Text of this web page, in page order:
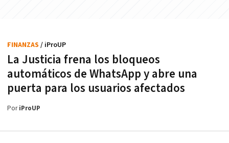
La Justicia frena los bloqueos
automáticos de WhatsApp y abre una
puerta para los usuarios afectados
FINANZAS / iProUP
PoriProUP